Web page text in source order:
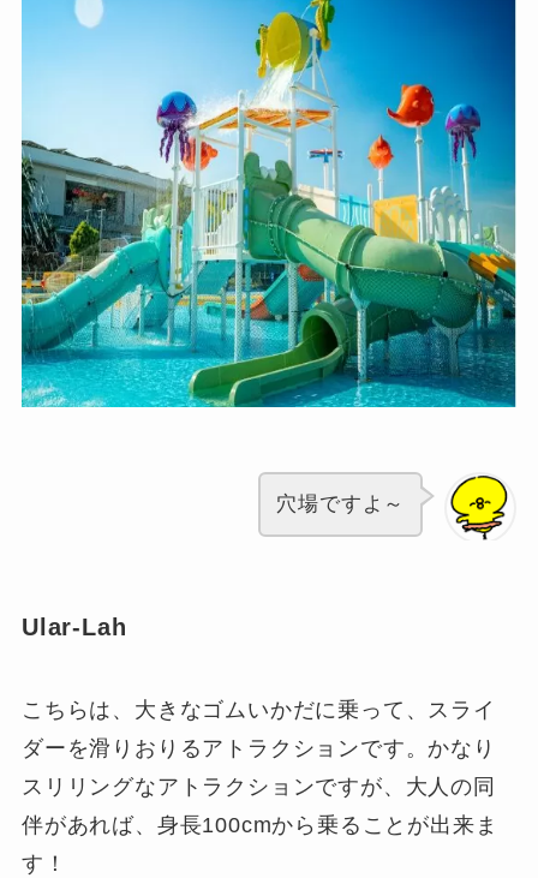
穴場ですよ～
Ular-Lah
こちらは、大きなゴムいかだに乗って、スライ
ダーを滑りおりるアトラクションです。かなり
スリリングなアトラクションですが、 大人の同
伴があれば、身長100cmから乗ることが出来ま
す！